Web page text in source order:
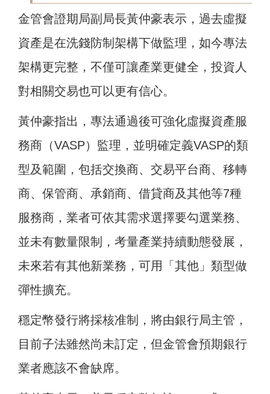
金管會證期局副局長黃仲豪表示，過去虛擬
資產是在洗錢防制架構下做監理，如今專法
架構更完整，不僅可讓產業更健全，投資人
對相關交易也可以更有信心。
黃仲豪指出，專法通過後可強化虛擬資產服
務商（VASP）監理，並明確定義VASP的類
型及範圍，包括交換商、交易平台商、移轉
商、保管商、承銷商、借貸商及其他等7種
服務商，業者可依其需求選擇要勾選業務、
並未有數量限制，考量產業持續動態發展，
未來若有其他新業務，可用「其他」類型做
彈性擴充。
穩定幣發行將採核准制，將由銀行局主管，
目前子法雖然尚未訂定，但金管會預期銀行
業者應該不會缺席。